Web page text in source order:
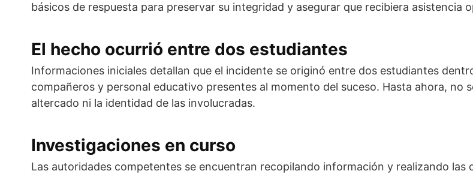
básicos de respuesta para preservar su integridad y asegurar que recibiera asistencia
El hecho ocurrió entre dos estudiantes
Informaciones iniciales detallan que el incidente se originó entre dos estudiantes
compañeros y personal educativo presentes al momento del suceso. Hasta ahora, no
altercado ni la identidad de las involucradas.
Investigaciones en curso
Las autoridades competentes se encuentran recopilando información y realizando